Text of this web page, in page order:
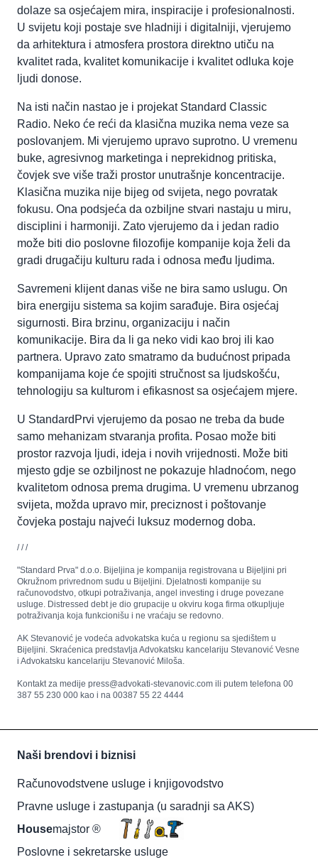
dolaze sa osjećajem mira, inspiracije i profesionalnosti.
U svijetu koji postaje sve hladniji i digitalniji, vjerujemo
da arhitektura i atmosfera prostora direktno utiču na
kvalitet rada, kvalitet komunikacije i kvalitet odluka koje
ljudi donose.
Na isti način nastao je i projekat Standard Classic
Radio. Neko će reći da klasična muzika nema veze sa
poslovanjem. Mi vjerujemo upravo suprotno. U vremenu
buke, agresivnog marketinga i neprekidnog pritiska,
čovjek sve više traži prostor unutrašnje koncentracije.
Klasična muzika nije bijeg od svijeta, nego povratak
fokusu. Ona podsjeća da ozbiljne stvari nastaju u miru,
disciplini i harmoniji. Zato vjerujemo da i jedan radio
može biti dio poslovne filozofije kompanije koja želi da
gradi drugačiju kulturu rada i odnosa među ljudima.
Savremeni klijent danas više ne bira samo uslugu. On
bira energiju sistema sa kojim sarađuje. Bira osjećaj
sigurnosti. Bira brzinu, organizaciju i način
komunikacije. Bira da li ga neko vidi kao broj ili kao
partnera. Upravo zato smatramo da budućnost pripada
kompanijama koje će spojiti stručnost sa ljudskošću,
tehnologiju sa kulturom i efikasnost sa osjećajem mjere.
U StandardPrvi vjerujemo da posao ne treba da bude
samo mehanizam stvaranja profita. Posao može biti
prostor razvoja ljudi, ideja i novih vrijednosti. Može biti
mjesto gdje se ozbiljnost ne pokazuje hladnoćom, nego
kvalitetom odnosa prema drugima. U vremenu ubrzanog
svijeta, možda upravo mir, preciznost i poštovanje
čovjeka postaju najveći luksuz modernog doba.
/ / /
"Standard Prva" d.o.o. Bijeljina je kompanija registrovana u Bijeljini pri
Okružnom privrednom sudu u Bijeljini. Djelatnosti kompanije su
računovodstvo, otkupi potraživanja, angel investing i druge povezane
usluge. Distressed debt je dio grupacije u okviru koga firma otkupljuje
potraživanja koja funkcionišu i ne vraćaju se redovno.
AK Stevanović je vodeća advokatska kuća u regionu sa sjedištem u
Bijeljini. Skraćenica predstavlja Advokatsku kancelariju Stevanović Vesne
i Advokatsku kancelariju Stevanović Miloša.
Kontakt za medije press@advokati-stevanovic.com ili putem telefona 00
387 55 230 000 kao i na 00387 55 22 4444
Naši brendovi i biznisi
Računovodstvene usluge i knjigovodstvo
Pravne usluge i zastupanja (u saradnji sa AKS)
Housemajstor ®
Poslovne i sekretarske usluge